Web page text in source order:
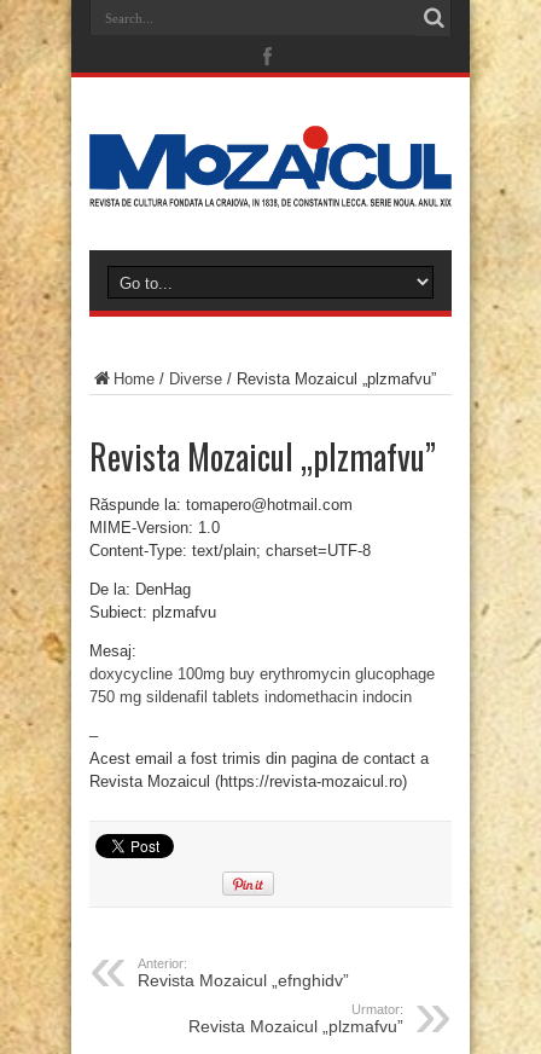
Home / Diverse / Revista Mozaicul „plzmafvu”
Revista Mozaicul „plzmafvu”
Răspunde la: tomapero@hotmail.com
MIME-Version: 1.0
Content-Type: text/plain; charset=UTF-8
De la: DenHag
Subiect: plzmafvu
Mesaj:
doxycycline 100mg buy erythromycin glucophage
750 mg sildenafil tablets indomethacin indocin
–
Acest email a fost trimis din pagina de contact a
Revista Mozaicul (https://revista-mozaicul.ro)
Anterior:
Revista Mozaicul „efnghidv”
Urmator:
Revista Mozaicul „plzmafvu”